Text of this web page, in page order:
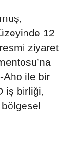
12
ziyaret
Aho ile bir
iş birliği,